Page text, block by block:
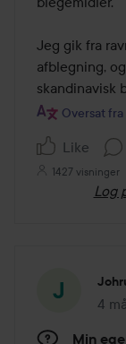
Jeg gik fra
afblegning,
skandinavisk
Oversat fra
Like
1427 visninger
Log
4
Min